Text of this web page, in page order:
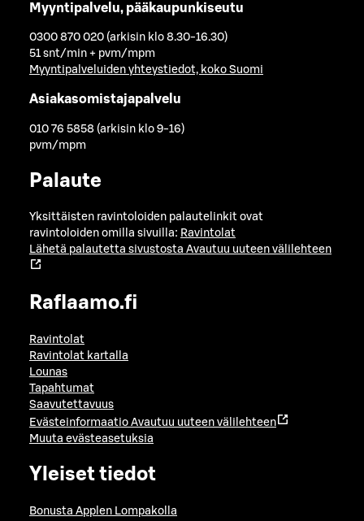
Myyntipalvelu, pääkaupunkiseutu
0300 870 020 (arkisin klo 8.30-16.30)
51 snt/min + pvm/mpm
Myyntipalveluiden yhteystiedot, koko Suomi
Asiakasomistajapalvelu
010 76 5858 (arkisin klo 9-16)
pvm/mpm
Palaute
Yksittäisten ravintoloiden palautelinkit ovat
ravintoloiden omilla sivuilla: Ravintolat
Lähetä palautetta sivustosta Avautuu uuteen välilehteen
Raflaamo.fi
Ravintolat
Ravintolat kartalla
Lounas
Tapahtumat
Saavutettavuus
Evästeinformaatio Avautuu uuteen välilehteen
Muuta evästeasetuksia
Yleiset tiedot
Bonusta Applen Lompakolla